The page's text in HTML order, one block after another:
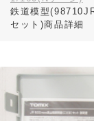
鉄道模型
セット)商品詳細